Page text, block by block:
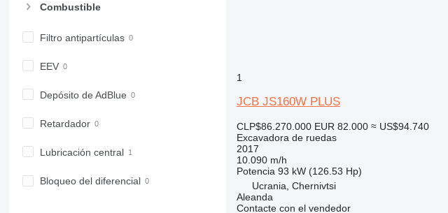
Combustible
Filtro antipartículas
EEV
Depósito de AdBlue
Retardador
Lubricación central
Bloqueo del diferencial
1
JCB JS160W PLUS
CLP$86.270.000 EUR 82.000 ≈ US$94.740
Excavadora de ruedas
2017
10.090 m/h
Potencia 93 kW (126.53 Hp)
Ucrania, Chernivtsi
Aleanda
Contacte con el vendedor